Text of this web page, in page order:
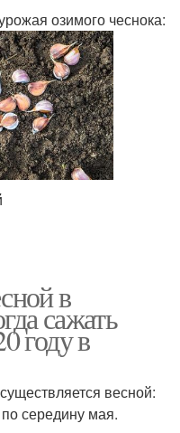
озимого чеснока:
в
сажать
году в
весной:
середину мая.